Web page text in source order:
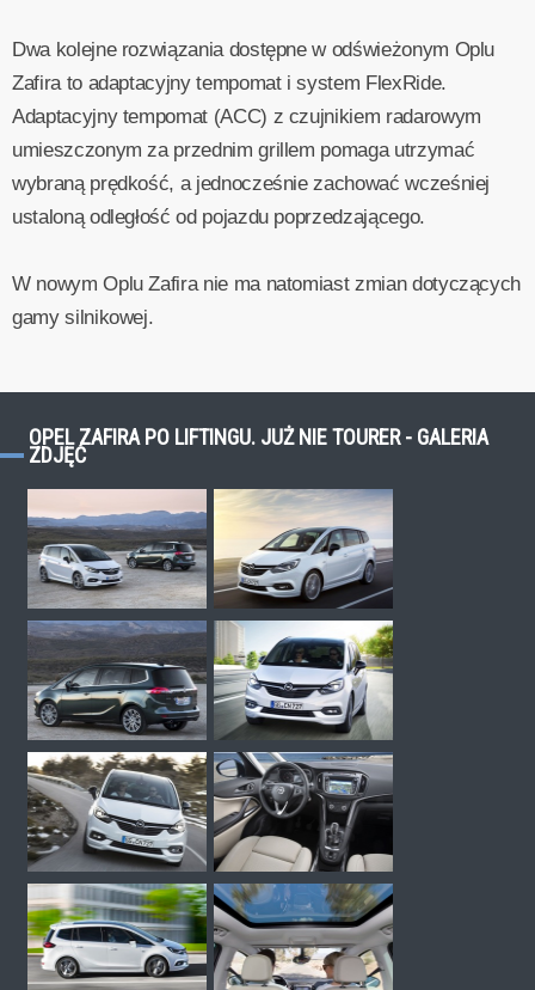
Dwa kolejne rozwiązania dostępne w odświeżonym Oplu
Zafira to adaptacyjny tempomat i system FlexRide.
Adaptacyjny tempomat (ACC) z czujnikiem radarowym
umieszczonym za przednim grillem pomaga utrzymać
wybraną prędkość, a jednocześnie zachować wcześniej
ustaloną odległość od pojazdu poprzedzającego.
W nowym Oplu Zafira nie ma natomiast zmian dotyczących
gamy silnikowej.
OPEL ZAFIRA PO LIFTINGU. JUŻ NIE TOURER - GALERIA
ZDJĘĆ